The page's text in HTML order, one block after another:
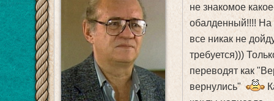
не знакомое
обалденный!!!! На
все никак не
требуется)))
переводят как
вернулись"